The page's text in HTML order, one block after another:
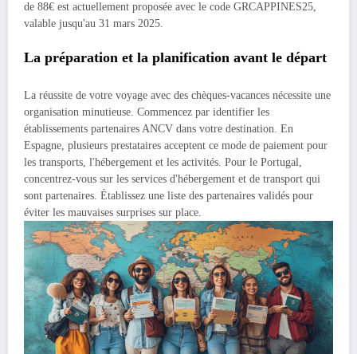
de 88€ est actuellement proposée avec le code GRCAPPINES25,
valable jusqu'au 31 mars 2025.
La préparation et la planification avant le départ
La réussite de votre voyage avec des chèques-vacances nécessite une
organisation minutieuse. Commencez par identifier les
établissements partenaires ANCV dans votre destination. En
Espagne, plusieurs prestataires acceptent ce mode de paiement pour
les transports, l'hébergement et les activités. Pour le Portugal,
concentrez-vous sur les services d'hébergement et de transport qui
sont partenaires. Établissez une liste des partenaires validés pour
éviter les mauvaises surprises sur place.